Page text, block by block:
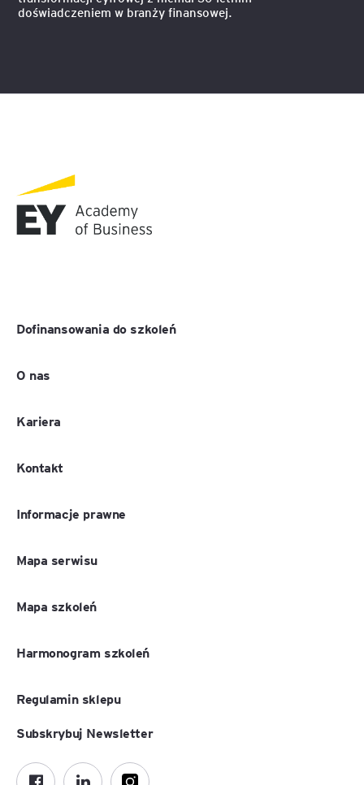
doświadczeniem w branży finansowej.
Dofinansowania do szkoleń
O nas
Kariera
Kontakt
Informacje prawne
Mapa serwisu
Mapa szkoleń
Harmonogram szkoleń
Regulamin sklepu
Subskrybuj Newsletter